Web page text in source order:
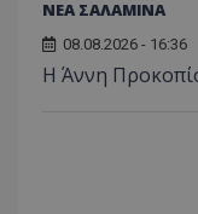
ΝΕΑ ΣΑΛΑΜΙΝΑ
08.08.2026 - 16:36
Η Άννη